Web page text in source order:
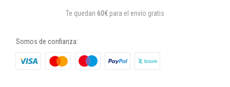
Te quedan 60€ para el envío gratis
Somos de confianza: